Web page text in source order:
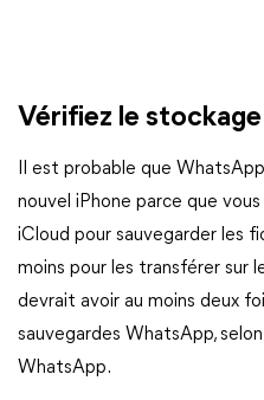
Vérifiez le
Il est probable que
nouvel iPhone parce que
iCloud pour sauvegarder les
moins pour les transférer sur
devrait avoir au moins deux
sauvegardes WhatsApp,
WhatsApp.